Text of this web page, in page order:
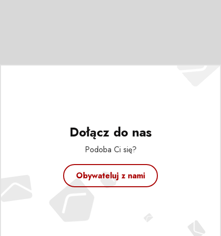
Dołącz do nas
Podoba Ci się?
Obywateluj z nami